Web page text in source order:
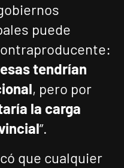
puede
tendrían
, pero por
la carga
”.
que cualquier